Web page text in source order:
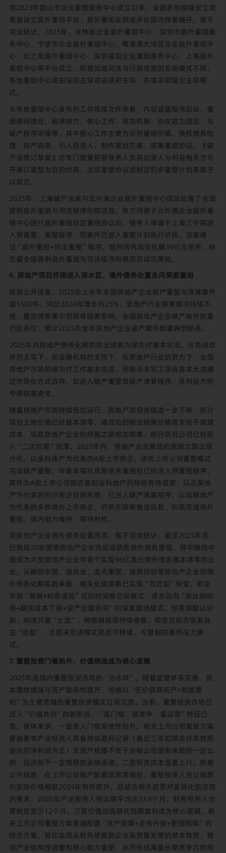
自2023年昆山市企业重整服务中心成立以来，全国多地相继设立或
筹备设立庭外重组平台，庭外重组实践逐步在国内探索铺开。据不
完全统计，2025年，吉林省企业庭外重组中心、深圳市庭外重组服
务中心、宁波市企业庭外重组中心、粤港澳大湾区企业庭外重组中
心、长三角庭外重组中心、深圳福田企业重组服务中心、上海庭外
重组中心等平台成立，依据当地司法与行政资源的互动模式不同，
各地重组中心或由法院主导或由政府主导，亦或采取联合主导模
式。
从各地重组中心发布的工作规程文件来看，内容涵盖程序启动、重
组顾问选任、程序效力、核心工作、表决机制、协议效力固定、与
破产程序衔接等，其中核心工作主要为识别重组价值、债权债务梳
理、财产调查、引入投资人、制作重组方案、签署重组协议。《破
产法修订草案》亦专门就重整前债务人及其出资人与利益相关方可
开展以重整为目的协商，达成重整协议或制定初步重整计划草案予
以规定。
2025年，上海破产法庭与北外滩企业庭外重组中心成功处置了全国
首例庭外重组与司法程序衔接项目。各方同意于北外滩企业庭外重
组中心进行庭外重组拟定重组协议后，债务人申请于上海三中院进
入预重整、重整程序，现案件已进入重整计划执行阶段。该案通
过“庭外重组+司法重整”程序，短时间内高效化解39亿元债务，标
志着全国首例庭外重组与司法程序衔接项目成功落地。
6. 房地产项目纾困进入深水区，境外债务处置走向深度重组
根据公开信息，2025年上半年全国房地产企业破产重整与清算案件
超1500件，同比2024年增长约25%。受地产行业销售情况持续不
佳、叠加债务集中到期等因素影响，全国房地产企业破产案件数量
仍处高位，预计2025年全年房地产企业破产案件数量再创新高。
2025年内房地产债务化解的突出成就为保交付基本完成。在各级政
府的主导下，在金融机构的支持下，在房地产行业的努力下，全国
房地产市场的保交付工作基本完成，但剩余未完工项目基本无法通
过市场化方式自救，如进入破产重整或破产清算程序，各利益方的
亏损较难避免。
随着房地产市场持续低位运行，房地产项目货值进一步下降，部分
项目土地价值已经基本清零，建成后的物业销售价格甚至低于续建
成本，导致房地产企业的纾困之路愈加艰难，部分项目公司已经陷
入“二次烂尾”泥潭。2025年内，房地产企业集团的救赎之路出现
分化，以金科地产为代表的A股上市房企，依托上市公司重整模式
完成破产重整；华夏幸福在首轮债务重组后已经进入预重整程序，
其作为A股上市公司能否复刻金科地产的经验有待观望；以正荣地
产为代表的部分房企自救失败，已进入破产清算程序；以旭辉地产
为代表的多数境外上市房企，仍然在艰难推进自救，积极完成境外
重组，境内勉力维持，等待时机。
就房地产企业境外债务处置而言，据不完全统计，截至2025年底，
已有超20家困境房地产企业完成或获批境外债务重组，其中融创中
国成为大型房地产企业中首个实现96亿美元境外债务基本清零的企
业。从融创中国、佳兆业、龙光集团、旭辉控股等房地产企业的境
外债务化解实践来看，相关化债策略已实现“范式级”转变，即由
早期“展期+利息递延”式的时间换空间模式，逐步迈向“高比例削
债+融资成本下调+资产处置协同”的深度重组模式。但需清醒认识
到，削债只是“止血”，销售端能否持续修复、现金流能否恢复自
主“造血”，才是决定该模式是否可持续、可复制的最终压力测
试。
7. 重整投资门槛抬升，价值创造成为核心逻辑
2025年是国内重整投资市场的“分水岭”。随着监管体系完善、资
本理性增强与资产复杂性提升，传统以“低价获取资产+制度套
利”为主要逻辑的重整投资模式日渐式微。当前，重整投资市场已
迈入“价值共创”的新阶段，“高门槛、强竞争、重运营”特征凸
显。具体来讲，一是准入门槛系统性抬升。相关上市公司重整方案
普遍要求产业投资人具备持续盈利记录（最近三年扣除非经常性损
益后的净利润为正）及资产规模不低于目标公司债务余额的一定比
例，且须给予一定期限的业绩承诺。二是投资成本显著上行。根据
公开信息，在上市公司破产配套政策落地后，重整投资人受让股票
的实际价格相较2024年有所提升，且结合相关政策对差异化锁定期
的要求，2025年产业投资人锁定期平均达33.9个月，财务投资人也
需锁定至少12个月。三是价值创造取代短期套利成为核心逻辑。相
关上市公司重整方案普遍配套“资产剥离+业务升级+管理赋能”的
综合方案，旨在实现从财务修复到企业高质量发展的根本转型，推
动产业结构性调整和核心能力重塑，从而形成具备长期竞争力的经